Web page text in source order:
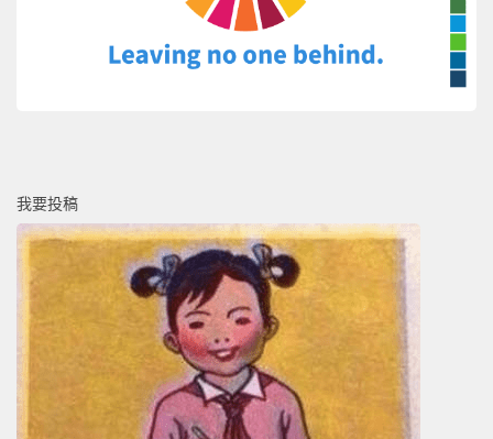
我要投稿